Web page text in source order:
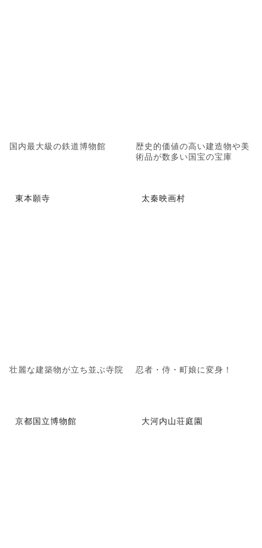
国内最大級の鉄道博物館
歴史的価値の高い建造物や美
術品が数多い国宝の宝庫
東本願寺
壮麗な建築物が立ち並ぶ寺院
太秦映画村
忍者・侍・町娘に変身！
京都国立博物館 大河内山荘庭園